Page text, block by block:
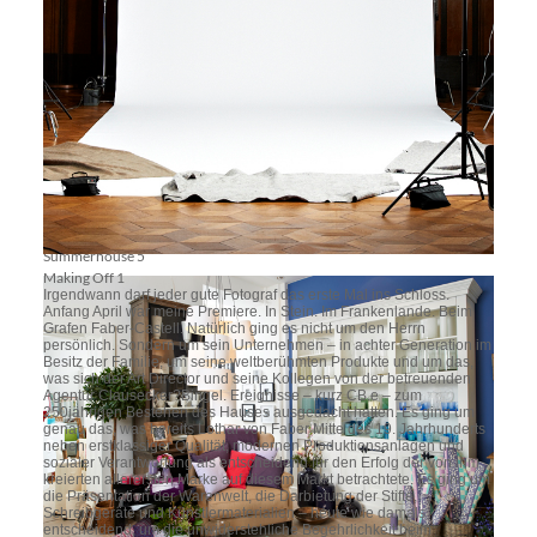
Summerhouse 3
Summerhouse 5
Making Off 1
Irgendwann darf jeder gute Fotograf das erste Mal ins Schloss.
Anfang April war meine Premiere. In Stein. Im Frankenlande. Beim
Grafen Faber-Castell. Natürlich ging es nicht um den Herrn
persönlich. Sondern um sein Unternehmen – in achter Generation im
Besitz der Familie, um seine weltberühmten Produkte und um das,
was sich der Art Director und seine Kollegen von der betreuenden
Agentur Clausecker?Bingel. Ereignisse – kurz CB.e – zum
250jährigen Bestehen des Hauses ausgedacht hatten. Es ging um
genau das, was bereits Lothar von Faber Mitte des 19. Jahrhunderts
neben erstklassiger Qualität, modernen Produktionsanlagen und
sozialer Verantwortung als entscheidend für den Erfolg der von ihm
kreierten allerersten Marke auf diesem Markt betrachtete. Es ging um
die Präsentation der Warenwelt, die Darbietung der Stifte,
Schreibgeräte und Künstlermaterialien – heute wie damals
entscheidend, um die unwiderstehliche Begehrlichkeit beim